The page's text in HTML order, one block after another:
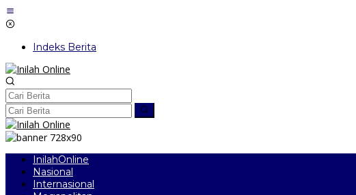
Lewati
ke
Indeks Berita
InilahOnline
Nasional
Internasional